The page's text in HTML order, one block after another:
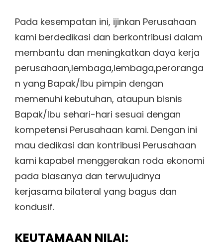
Pada kesempatan ini, ijinkan Perusahaan
kami berdedikasi dan berkontribusi dalam
membantu dan meningkatkan daya kerja
perusahaan,lembaga,lembaga,peroranga
n yang Bapak/Ibu pimpin dengan
memenuhi kebutuhan, ataupun bisnis
Bapak/Ibu sehari-hari sesuai dengan
kompetensi Perusahaan kami. Dengan ini
mau dedikasi dan kontribusi Perusahaan
kami kapabel menggerakan roda ekonomi
pada biasanya dan terwujudnya
kerjasama bilateral yang bagus dan
kondusif.
KEUTAMAAN NILAI: